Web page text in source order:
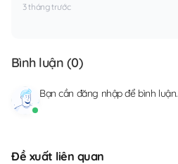
3 tháng trước
Bình luận (0)
Bạn cần đăng nhậpđể bình luận.
Đề xuất liên quan